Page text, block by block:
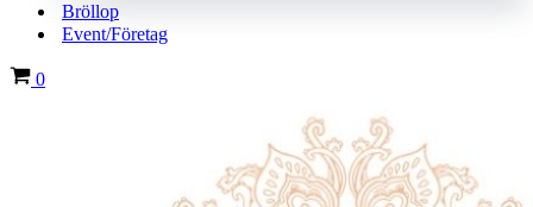
Bröllop
Event/Företag
Varukorg
0